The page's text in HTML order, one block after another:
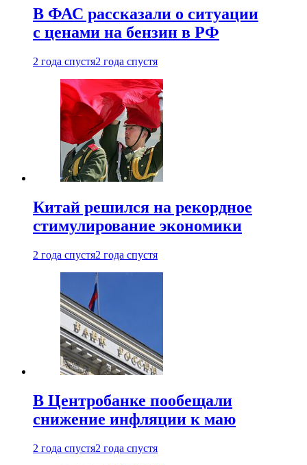
В ФАС рассказали о ситуации
с ценами на бензин в РФ
2 года спустя2 года спустя
Китай решился на рекордное
стимулирование экономики
2 года спустя2 года спустя
В Центробанке пообещали
снижение инфляции к маю
2 года спустя2 года спустя